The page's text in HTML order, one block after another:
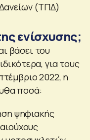
(ΤΠΔ)
ενίσχυσης;
βάσει του
για τους
2022, η
ποσά:
ψηφιακής